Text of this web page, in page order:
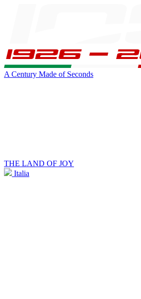
A Century Made of Seconds
THE LAND OF JOY
Italia